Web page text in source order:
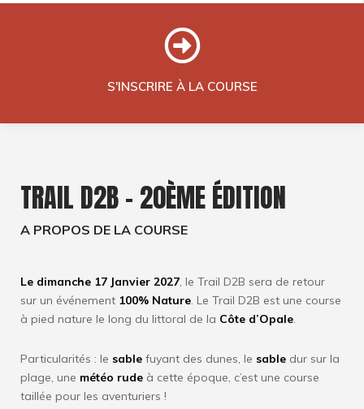
S'INSCRIRE À LA COURSE
TRAIL D2B - 20ÈME ÉDITION
A PROPOS DE LA COURSE
Le dimanche 17 Janvier 2027, le Trail D2B sera de retour
sur un événement 100% Nature. Le Trail D2B est une course
à pied nature le long du littoral de la Côte d’Opale.
Particularités : le sable fuyant des dunes, le sable dur sur la
plage, une météo rude à cette époque, c’est une course
taillée pour les aventuriers !